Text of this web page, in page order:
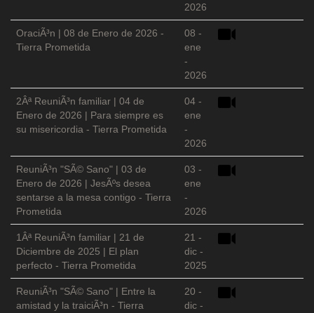
2026
OraciÃ³n | 08 de Enero de 2026 -
Tierra Prometida
08 -
ene
-
2026
2Âª ReuniÃ³n familiar | 04 de
Enero de 2026 | Para siempre es
su misericordia - Tierra Prometida
04 -
ene
-
2026
ReuniÃ³n "SÃ© Sano" | 03 de
Enero de 2026 | JesÃºs desea
sentarse a la mesa contigo - Tierra
Prometida
03 -
ene
-
2026
1Âª ReuniÃ³n familiar | 21 de
Diciembre de 2025 | El plan
perfecto - Tierra Prometida
21 -
dic -
2025
ReuniÃ³n "SÃ© Sano" | Entre la
amistad y la traiciÃ³n - Tierra
20 -
dic -